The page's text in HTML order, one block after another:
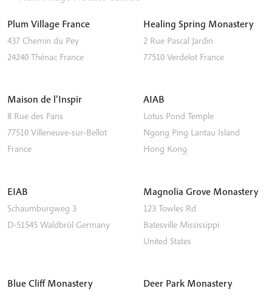
Plum Village France
437 Chemin du Pey
24240 Thénac France
Healing Spring Monastery
2 Rue Pascal Jardin
77510 Verdelot France
Maison de l’Inspir
8 Rue des Fans
77510 Villeneuve-sur-Bellot
France
AIAB
Lotus Pond Temple
Ngong Ping Lantau Island
Hong Kong
EIAB
Schaumburgweg 3
D-51545 Waldbröl Germany
Magnolia Grove Monastery
123 Towles Rd
Batesville Mississippi
United States
Blue Cliff Monastery Deer Park Monastery